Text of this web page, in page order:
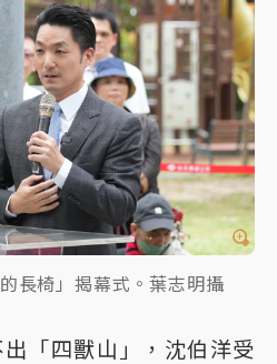
長椅」揭幕式。葉志明攝
「四獸山」，沈伯洋受